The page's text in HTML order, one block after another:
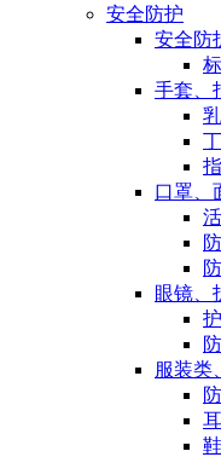
安全防护
安全防
手套、
口罩、
眼镜、
服装类
鞋